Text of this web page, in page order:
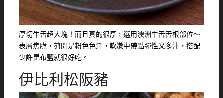
厚切牛舌超大塊！而且真的很厚，選用澳洲牛舌舌根部位～
表層焦脆，剪開是粉色色澤，軟嫩中帶點彈性又多汁，搭配
少許昆布鹽就很好吃。
伊比利松阪豬